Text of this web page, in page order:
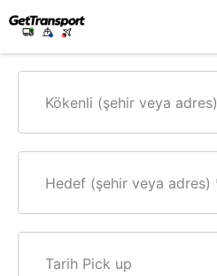
Kökenli (şehir veya adres)
Hedef (şehir veya adres)
Tarih Pick up